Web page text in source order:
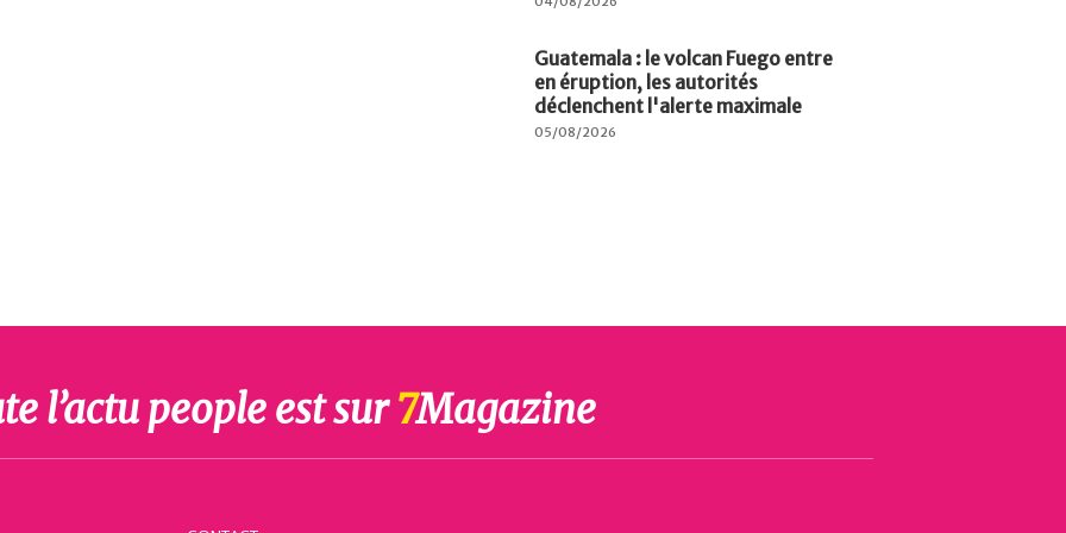
Guatemala : le volcan Fuego entre
en éruption, les autorités
déclenchent l'alerte maximale
05/08/2026
l’actu people est sur7Magazine